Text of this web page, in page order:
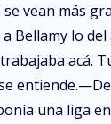
vean más
Bellamy lo
acá.
una liga